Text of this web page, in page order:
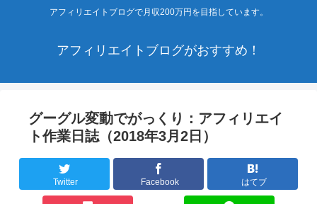
アフィリエイトブログで月収200万円を目指しています。
アフィリエイトブログがおすすめ！
グーグル変動でがっくり：アフィリエイ
ト作業日誌（2018年3月2日）
Twitter Facebook はてブ